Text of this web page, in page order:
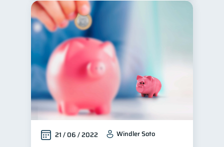
21 / 06 / 2022 Windler Soto